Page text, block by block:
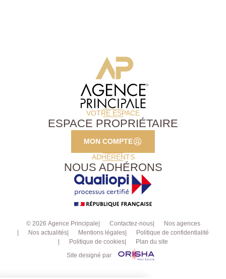
VOTRE ESPACE
ESPACE PROPRIÉTAIRE
MON COMPTE
ADHÉRENTS
NOUS ADHÉRONS
© 2026 Agence Principale Contactez-nous
Nos agences
Nos actualités
Mentions légales
Politique de confidentialité
Politique de cookies
Plan du site
Site designé par